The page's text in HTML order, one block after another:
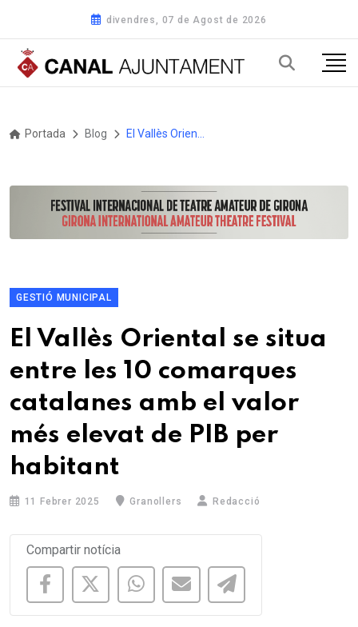
divendres, 07 de Agost de 2026
Portada Blog
GESTIÓ MUNICIPAL
El Vallès Oriental se situa
entre les 10 comarques
catalanes amb el valor
més elevat de PIB per
habitant
11 Febrer 2025 Granollers Redacció
Compartir notícia